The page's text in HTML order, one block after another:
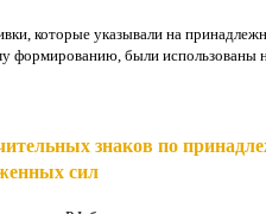
которые указывали на
формированию, были использованы
знаков по
сил